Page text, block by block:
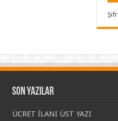
Son Yazılar
ÜCRET İLANI ÜST YAZI